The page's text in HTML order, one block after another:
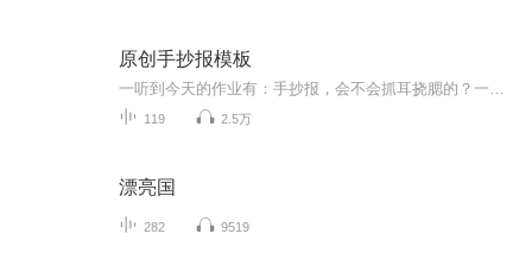
原创手抄报模板
119 2.5万
漂亮国
282 9519